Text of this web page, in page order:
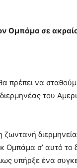
Ομπάμα σε
πρέπει να
του
ζωντανή
Ομπάμα σ’ αυτό το
υπήρξε ένα